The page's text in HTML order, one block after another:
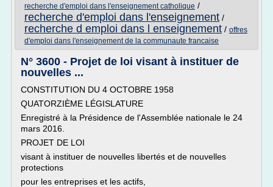
recherche d'emploi dans l'enseignement catholique /
recherche d'emploi dans l'enseignement /
recherche d emploi dans l enseignement / offres
d'emploi dans l'enseignement de la communaute francaise
N° 3600 - Projet de loi visant à instituer de
nouvelles ...
CONSTITUTION DU 4 OCTOBRE 1958
QUATORZIÈME LÉGISLATURE
Enregistré à la Présidence de l'Assemblée nationale le 24
mars 2016.
PROJET DE LOI
visant à instituer de nouvelles libertés et de nouvelles
protections
pour les entreprises et les actifs,